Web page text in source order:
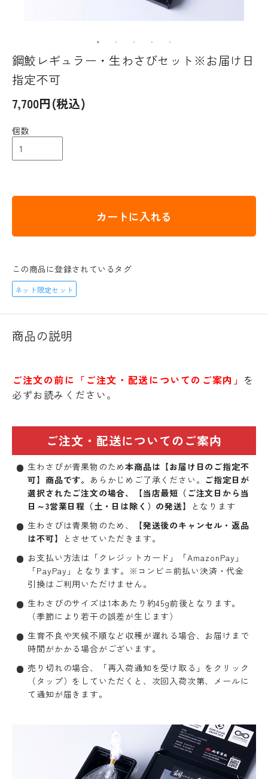
鋼鮫レギュラー・生わさびセット※お届け日
指定不可
7,700円(税込)
個数
カートに入れる
この商品に登録されているタグ
ネット限定セット
商品の説明
ご注文の前に「ご注文・配送についてのご案内」 を
必ずお読みください。
ご注文・配送についてのご案内
生わさびが青果物のため本商品は【お届け日のご指定不
可】商品です。 あらかじめご了承ください。 ご指定日が
選択されたご注文の場合、【当店最短（ご注文日から当
日～3営業日程（土・日は除く）の発送】
となります
生わさびは青果物のため、
【発送後のキャンセル・返品
は不可】
とさせていただきます。
お支払い方法は「クレジットカード」「AmazonPay」
「PayPay」となります。※コンビニ前払い決済・代金
引換はご利用いただけません。
生わさびのサイズは1本あたり約45g前後となります。
（季節により若干の誤差が生じます）
生育不良や天候不順など収穫が遅れる場合、お届けまで
時間がかかる場合がございます。
売り切れの場合、「再入荷通知を受け取る」をクリック
（タップ）をしていただくと、次回入荷次第、メールに
て通知が届きます。